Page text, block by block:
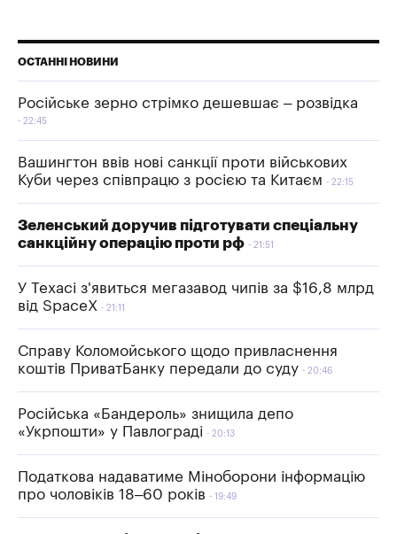
ОСТАННІ НОВИНИ
Російське зерно стрімко дешевшає – розвідка
22:45
Вашингтон ввів нові санкції проти військових
Куби через співпрацю з росією та Китаєм
22:15
Зеленський доручив підготувати спеціальну
санкційну операцію проти рф
21:51
У Техасі з'явиться мегазавод чипів за $16,8 млрд
від SpaceX
21:11
Справу Коломойського щодо привласнення
коштів ПриватБанку передали до суду
20:46
Російська «Бандероль» знищила депо
«Укрпошти» у Павлограді
20:13
Податкова надаватиме Міноборони інформацію
про чоловіків 18–60 років
19:49